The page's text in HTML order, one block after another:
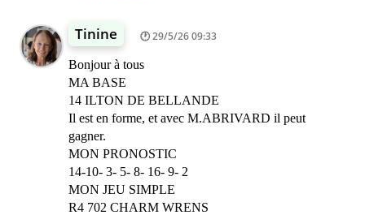
Tinine 29/5/26 09:33
Bonjour à tous
MA BASE
14 ILTON DE BELLANDE
Il est en forme, et avec M.ABRIVARD il peut
gagner.
MON PRONOSTIC
14-10- 3- 5- 8- 16- 9- 2
MON JEU SIMPLE
R4 702 CHARM WRENS